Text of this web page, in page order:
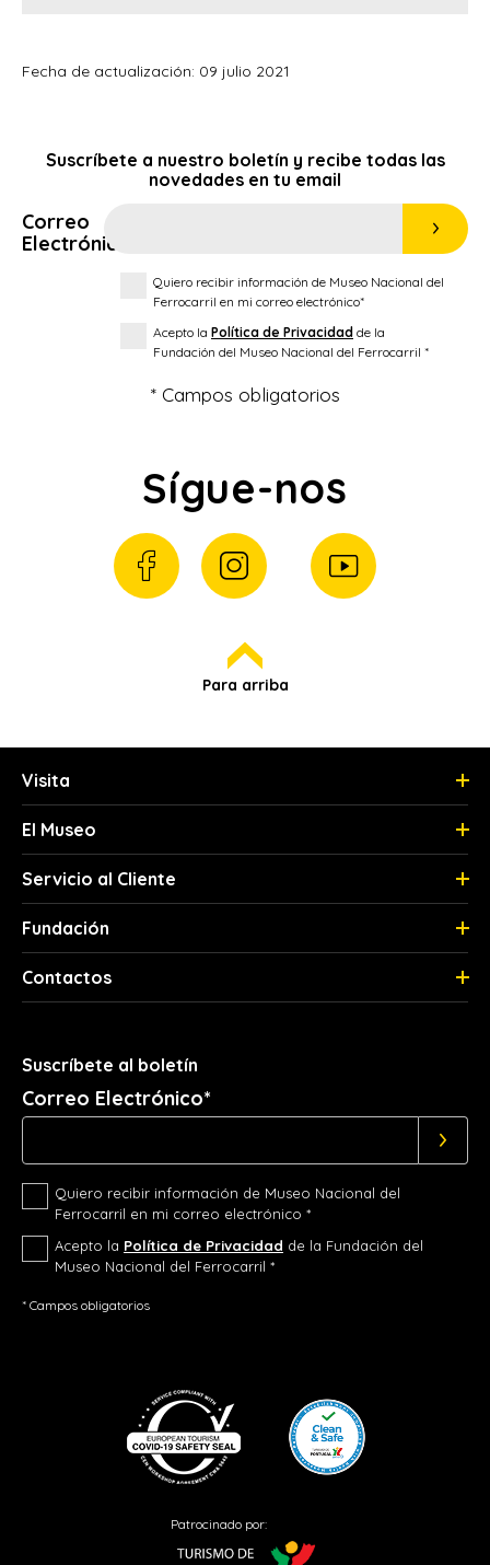
Fecha de actualización: 09 julio 2021
Suscríbete a nuestro boletín y recibe todas las
novedades en tu email
Correo
Electrónico*
Quiero recibir información de Museo Nacional del
Ferrocarril en mi correo electrónico*
Acepto la Política de Privacidad de la
Fundación del Museo Nacional del Ferrocarril *
* Campos obligatorios
Sígue-nos
Para arriba
Visita
El Museo
Servicio al Cliente
Fundación
Contactos
Suscríbete al boletín
Correo Electrónico*
Quiero recibir información de Museo Nacional del
Ferrocarril en mi correo electrónico *
Acepto la Política de Privacidad de la Fundación del
Museo Nacional del Ferrocarril *
* Campos obligatorios
Patrocinado por: